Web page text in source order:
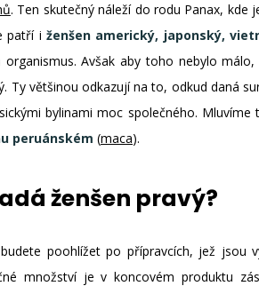
. Ten skutečný náleží do rodu Panax, kde
patří i ženšen americký, japonský,
Avšak aby toho nebylo
Ty většinou odkazují na to, odkud daná
bylinami moc společného. Mluvíme
peruánském (maca).
ženšen pravý?
poohlížet po přípravcích, jež jsou
množství je v koncovém produktu